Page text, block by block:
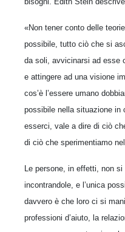
«Non tener conto delle
possibile, tutto ciò che si
da soli, avvicinarsi ad esse
e attingere ad una visione
cos’è l’essere umano
possibile nella situazione in
esserci, vale a dire di ciò
di ciò che sperimentiamo
Le persone, in effetti, non
incontrandole, e l’unica
davvero è che loro ci si
professioni d’aiuto, la